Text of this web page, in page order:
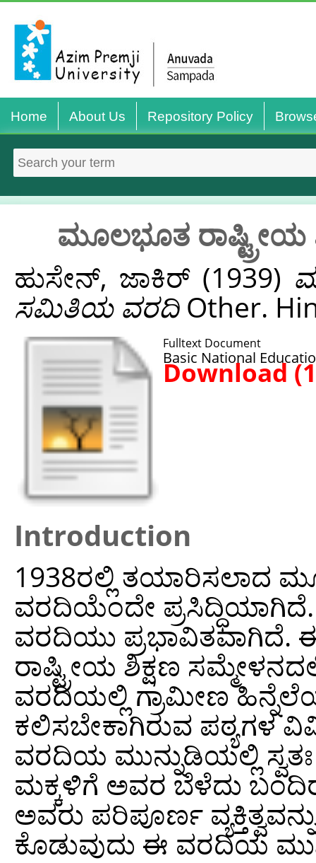
Home About Us Repository Policy
ಮೂಲಭೂತ
ಹುಸೇನ್, ಜಾಕಿರ್(1939)
ಸಮಿತಿಯ ವರದಿOther.
Fulltext Document
Basic National
Download
Introduction
1938ರಲ್ಲಿ ತಯಾರಿಸಲಾದ
ವರದಿಯೆಂದೇ
ವರದಿಯು ಪ್ರಭಾವಿತವಾಗಿದೆ.
ರಾಷ್ಟ್ರೀಯ ಶಿಕ್ಷಣ
ವರದಿಯಲ್ಲಿ ಗ್ರಾಮೀಣ
ಕಲಿಸಬೇಕಾಗಿರುವ ಪಠ್ಯಗಳ
ವರದಿಯ ಮುನ್ನುಡಿಯಲ್ಲಿ
ಮಕ್ಕಳಿಗೆ ಅವರ ಬೆಳೆದು
ಅವರು ಪರಿಪೂರ್ಣ
ಕೊಡುವುದು ಈ ವರದಿಯ